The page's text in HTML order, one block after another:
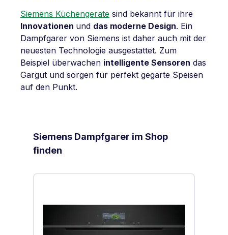
Siemens Küchengeräte sind bekannt für ihre
Innovationen und das moderne Design. Ein
Dampfgarer von Siemens ist daher auch mit der
neuesten Technologie ausgestattet. Zum
Beispiel überwachen intelligente Sensoren das
Gargut und sorgen für perfekt gegarte Speisen
auf den Punkt.
Produktgalerie überspringen
Siemens Dampfgarer im Shop
finden